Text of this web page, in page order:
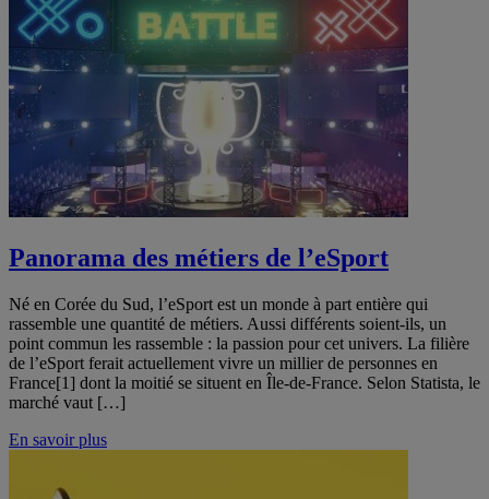
Panorama des métiers de l’eSport
Né en Corée du Sud, l’eSport est un monde à part entière qui
rassemble une quantité de métiers. Aussi différents soient-ils, un
point commun les rassemble : la passion pour cet univers. La filière
de l’eSport ferait actuellement vivre un millier de personnes en
France[1] dont la moitié se situent en Île-de-France. Selon Statista, le
marché vaut […]
En savoir plus